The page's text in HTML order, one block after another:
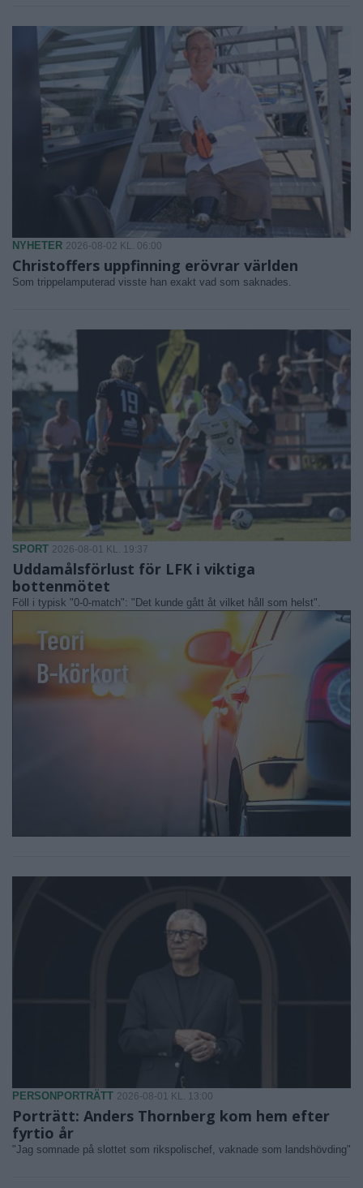
NYHETER 2026-08-02 KL. 06:00
Christoffers uppfinning erövrar världen
Som trippelamputerad visste han exakt vad som saknades.
SPORT 2026-08-01 KL. 19:37
Uddamålsförlust för LFK i viktiga
bottenmötet
Föll i typisk "0-0-match": "Det kunde gått åt vilket håll som helst".
PERSONPORTRÄTT 2026-08-01 KL. 13:00
Porträtt: Anders Thornberg kom hem efter
fyrtio år
"Jag somnade på slottet som rikspolischef, vaknade som landshövding"